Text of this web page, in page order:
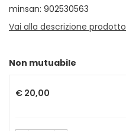
minsan: 902530563
Vai alla descrizione prodotto
Non mutuabile
€ 20,00